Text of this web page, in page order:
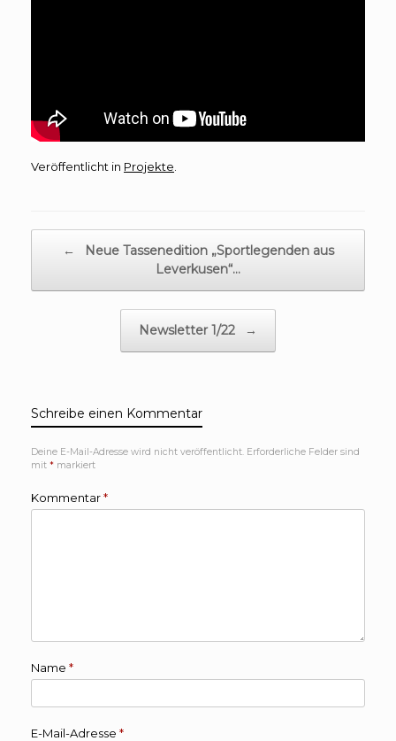
Veröffentlicht in Projekte
←
Neue Tassenedition „Sportlegenden aus
Leverkusen“…
Newsletter 1/22 →
Schreibe einen Kommentar
Deine E-Mail-Adresse wird nicht veröffentlicht. Erforderliche Felder sind
mit * markiert
Kommentar*
Name *
E-Mail-Adresse *